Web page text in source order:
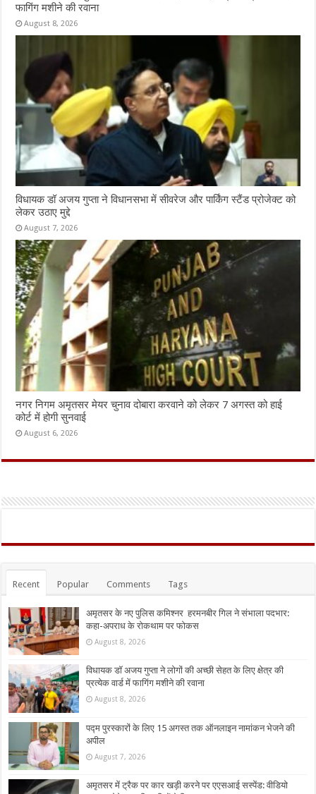
फागिंग मशीने की रवाना
August 8, 2026
विधायक डॉ अजय गुप्ता ने विधानसभा में सीवरेज और पार्किंग स्टैंड प्रोजेक्ट को
लेकर उठाए मुद्दे
August 7, 2026
नगर निगम अमृतसर मेयर चुनाव दोबारा करवाने को लेकर 7 अगस्त को हाई
कोर्ट में होगी सुनवाई
August 6, 2026
Recent Popular Comments Tags
अमृतसर के नए पुलिस कमिश्नर हरमनबीर गिल ने संभाला पदभार:
कहा-अपराध के रोकथाम पर फोकस
August 8, 2026
विधायक डॉ अजय गुप्ता ने लोगों की अच्छी सेहत के लिए क्षेत्र की
प्रत्येक वार्ड में फागिंग मशीने की रवाना
August 8, 2026
पद्म पुरस्कारों के लिए 15 अगस्त तक ऑनलाइन नामांकन भेजने की
अपील
August 7, 2026
अमृतसर में ट्रैक पर कार खड़ी करने पर एएसआई सस्पेंड: वीडियो